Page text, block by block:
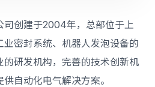
司创建于2004年，总部位于上
密封系统、机器人发泡设备的
研发机构，完善的技术创新机
自动化电气解决方案。